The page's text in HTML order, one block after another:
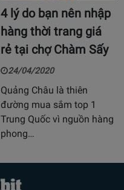
4 lý do bạn nên nhập
hàng thời trang giá
rẻ tại chợ Chàm Sấy
24/04/2020
Quảng Châu là thiên
đường mua sắm top 1
Trung Quốc vì nguồn hàng
phong…